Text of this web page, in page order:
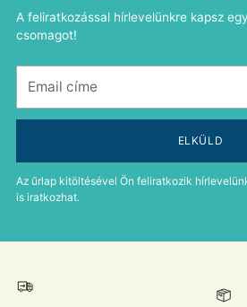
A feliratkozással hírlevelünkre kapsz
csomagot!
címe
ELKÜLD
Az űrlap kitöltésével Ön feliratkozik
is iratkozhat.